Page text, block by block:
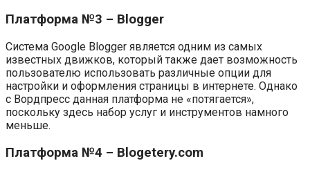
Платформа №3 – Blogger
Система Google Blogger является одним из самых
известных движков, который также дает возможность
пользователю использовать различные опции для
настройки и оформления страницы в интернете. Однако
с Вордпресс данная платформа не «потягается»,
поскольку здесь набор услуг и инструментов намного
меньше.
Платформа №4 – Blogetery.com